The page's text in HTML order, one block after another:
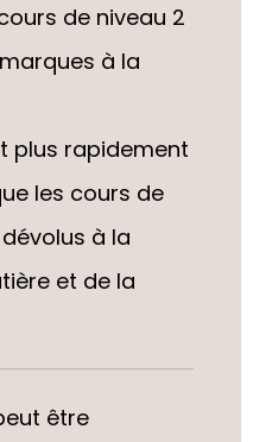
urs de niveau 2
à la
plus rapidement
les cours de
à la
et de la
être